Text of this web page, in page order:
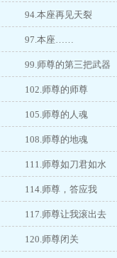
94.本座再见天裂
97.本座……
99.师尊的第三把武器
102.师尊的师尊
105.师尊的人魂
108.师尊的地魂
111.师尊如刀君如水
114.师尊，答应我
117.师尊让我滚出去
120.师尊闭关